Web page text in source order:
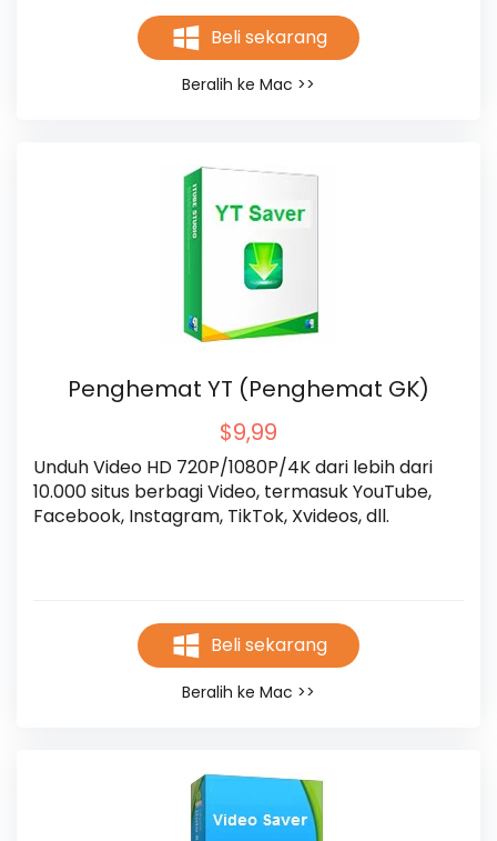
Beli sekarang
Beralih ke Mac >>
Penghemat YT (Penghemat GK)
$9,99
Unduh Video HD 720P/1080P/4K dari lebih dari
10.000 situs berbagi Video, termasuk YouTube,
Facebook, Instagram, TikTok, Xvideos, dll.
Beli sekarang
Beralih ke Mac >>